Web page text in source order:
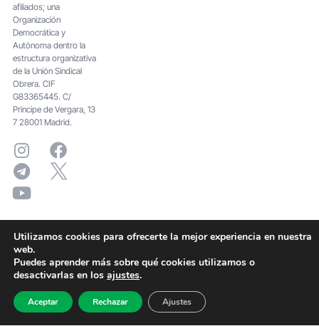
afiliados; una
Organización
Democrática y
Autónoma dentro la
estructura organizativa
de la Unión Sindical
Obrera. CIF
G83365445. C/
Principe de Vergara, 13
7 28001 Madrid.
Utilizamos cookies para ofrecerte la mejor experiencia en nuestra
web.
Puedes aprender más sobre qué cookies utilizamos o
desactivarlas en los ajustes.
Aceptar Rechazar Ajustes